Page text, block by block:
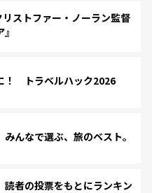
ストファー・ノーラン監督
！ トラベルハック2026
んなで選ぶ、旅のベスト。
者の投票をもとにランキン